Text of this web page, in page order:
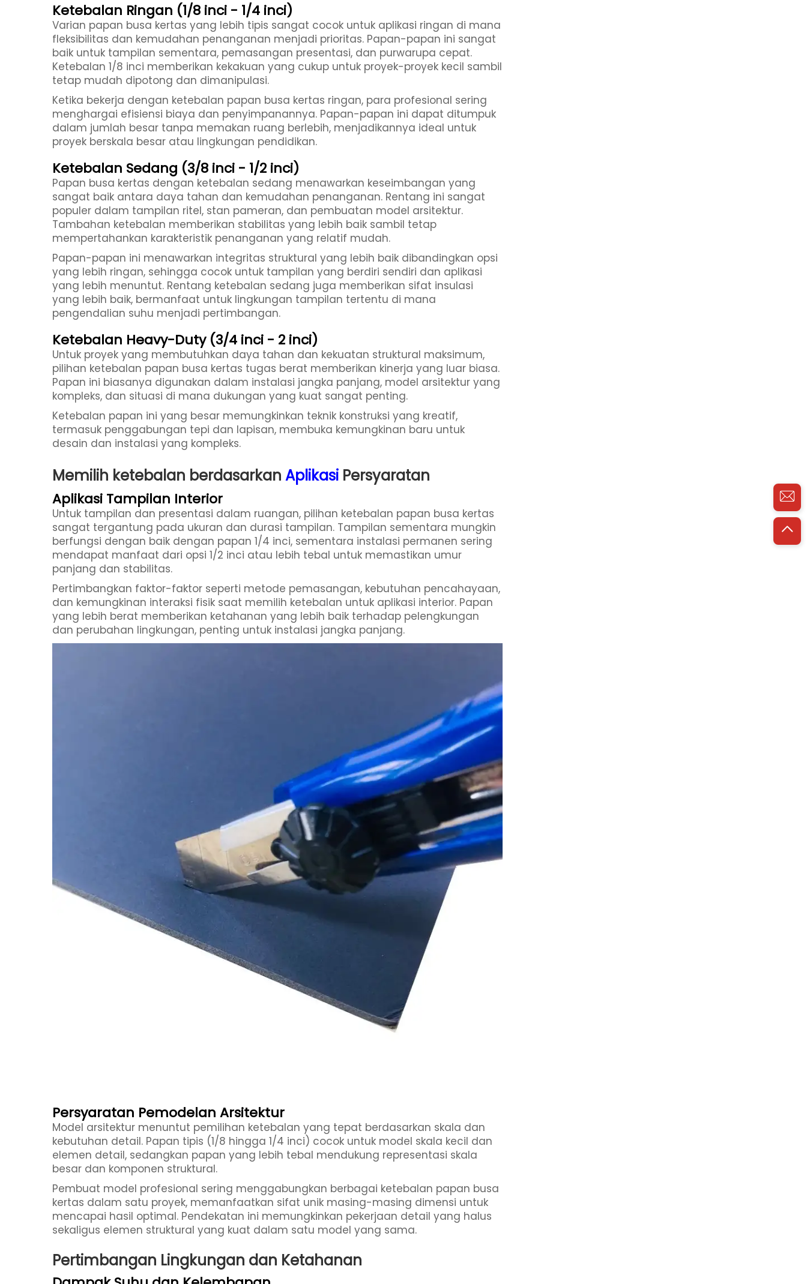
Ketebalan Ringan (1/8 inci - 1/4 inci)
Varian papan busa kertas yang lebih tipis sangat cocok untuk aplikasi ringan di mana
fleksibilitas dan kemudahan penanganan menjadi prioritas. Papan-papan ini sangat
baik untuk tampilan sementara, pemasangan presentasi, dan purwarupa cepat.
Ketebalan 1/8 inci memberikan kekakuan yang cukup untuk proyek-proyek kecil sambil
tetap mudah dipotong dan dimanipulasi.
Ketika bekerja dengan ketebalan papan busa kertas ringan, para profesional sering
menghargai efisiensi biaya dan penyimpanannya. Papan-papan ini dapat ditumpuk
dalam jumlah besar tanpa memakan ruang berlebih, menjadikannya ideal untuk
proyek berskala besar atau lingkungan pendidikan.
Ketebalan Sedang (3/8 inci - 1/2 inci)
Papan busa kertas dengan ketebalan sedang menawarkan keseimbangan yang
sangat baik antara daya tahan dan kemudahan penanganan. Rentang ini sangat
populer dalam tampilan ritel, stan pameran, dan pembuatan model arsitektur.
Tambahan ketebalan memberikan stabilitas yang lebih baik sambil tetap
mempertahankan karakteristik penanganan yang relatif mudah.
Papan-papan ini menawarkan integritas struktural yang lebih baik dibandingkan opsi
yang lebih ringan, sehingga cocok untuk tampilan yang berdiri sendiri dan aplikasi
yang lebih menuntut. Rentang ketebalan sedang juga memberikan sifat insulasi
yang lebih baik, bermanfaat untuk lingkungan tampilan tertentu di mana
pengendalian suhu menjadi pertimbangan.
Ketebalan Heavy-Duty (3/4 inci - 2 inci)
Untuk proyek yang membutuhkan daya tahan dan kekuatan struktural maksimum,
pilihan ketebalan papan busa kertas tugas berat memberikan kinerja yang luar biasa.
Papan ini biasanya digunakan dalam instalasi jangka panjang, model arsitektur yang
kompleks, dan situasi di mana dukungan yang kuat sangat penting.
Ketebalan papan ini yang besar memungkinkan teknik konstruksi yang kreatif,
termasuk penggabungan tepi dan lapisan, membuka kemungkinan baru untuk
desain dan instalasi yang kompleks.
Memilih ketebalan berdasarkan Aplikasi Persyaratan
Aplikasi Tampilan Interior
Untuk tampilan dan presentasi dalam ruangan, pilihan ketebalan papan busa kertas
sangat tergantung pada ukuran dan durasi tampilan. Tampilan sementara mungkin
berfungsi dengan baik dengan papan 1/4 inci, sementara instalasi permanen sering
mendapat manfaat dari opsi 1/2 inci atau lebih tebal untuk memastikan umur
panjang dan stabilitas.
Pertimbangkan faktor-faktor seperti metode pemasangan, kebutuhan pencahayaan,
dan kemungkinan interaksi fisik saat memilih ketebalan untuk aplikasi interior. Papan
yang lebih berat memberikan ketahanan yang lebih baik terhadap pelengkungan
dan perubahan lingkungan, penting untuk instalasi jangka panjang.
Persyaratan Pemodelan Arsitektur
Model arsitektur menuntut pemilihan ketebalan yang tepat berdasarkan skala dan
kebutuhan detail. Papan tipis (1/8 hingga 1/4 inci) cocok untuk model skala kecil dan
elemen detail, sedangkan papan yang lebih tebal mendukung representasi skala
besar dan komponen struktural.
Pembuat model profesional sering menggabungkan berbagai ketebalan papan busa
kertas dalam satu proyek, memanfaatkan sifat unik masing-masing dimensi untuk
mencapai hasil optimal. Pendekatan ini memungkinkan pekerjaan detail yang halus
sekaligus elemen struktural yang kuat dalam satu model yang sama.
Pertimbangan Lingkungan dan Ketahanan